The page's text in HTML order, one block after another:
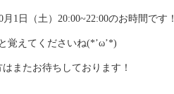
1日（土）20:00~22:00のお時間です！
覚えてくださいね(*’ω’*)
またお待ちしております！